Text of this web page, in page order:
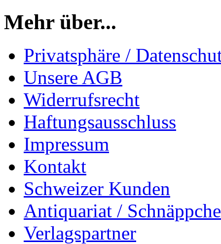
Mehr über...
Privatsphäre /
Unsere AGB
Widerrufsrecht
Haftungsausschluss
Impressum
Kontakt
Schweizer Kunden
Antiquariat /
Verlagspartner